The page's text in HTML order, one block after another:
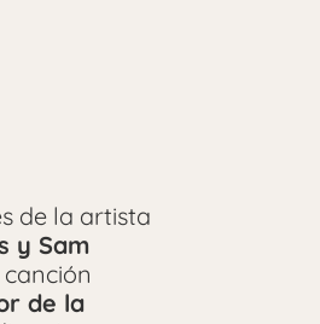
de la artista
y Sam
canción
de la